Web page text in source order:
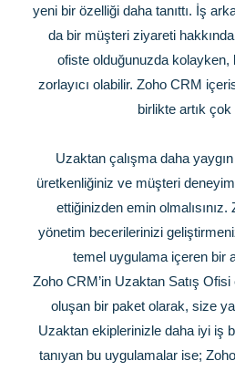
yeni bir özelliği daha tanıttı. İş
da bir müşteri ziyareti
ofiste olduğunuzda kolayken,
zorlayıcı olabilir. Zoho CRM
birlikte artık
Uzaktan çalışma daha
üretkenliğiniz ve müşteri
ettiğinizden emin
yönetim becerilerinizi
temel uygulama içeren bir
Zoho CRM’in Uzaktan Satış
oluşan bir paket olarak, size
Uzaktan ekiplerinizle daha iyi iş
tanıyan bu uygulamalar ise;